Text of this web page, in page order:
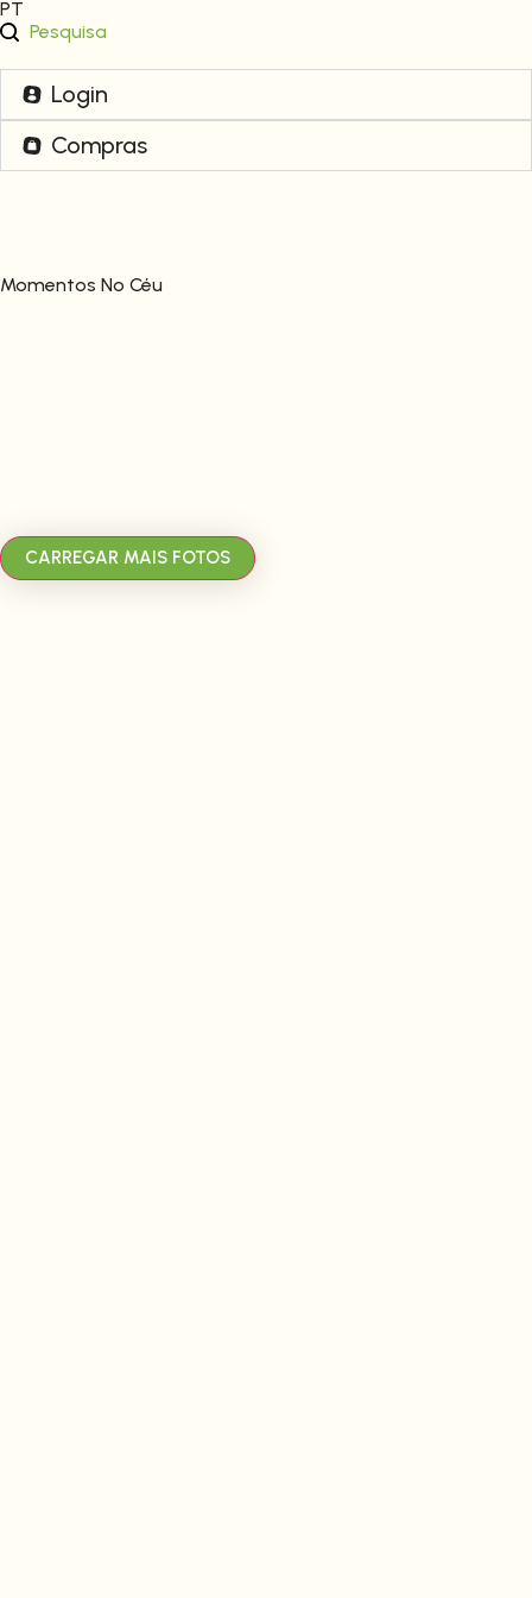
PT
Pesquisa
Login
Compras
Momentos No Céu
CARREGAR MAIS FOTOS